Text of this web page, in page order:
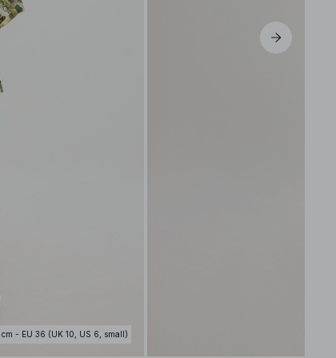
cm - EU 36 (UK 10, US 6, small)